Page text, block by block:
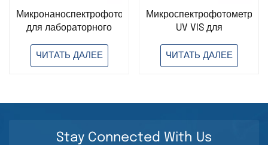
Микронаноспектрофотометр
для лабораторного
длинноволновый
многофункциональный
ЧИТАТЬ ДАЛЕЕ
Микроспектрофотометр
UV VIS для
анализа.
Наноспектрофотометр
ЧИТАТЬ ДАЛЕЕ
Stay Connected With Us